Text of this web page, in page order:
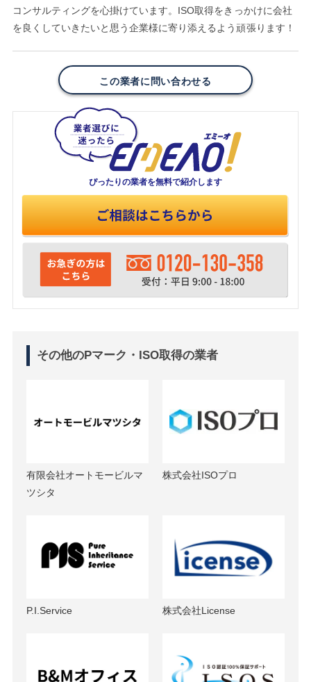
コンサルティングを心掛けています。ISO取得をきっかけに会社
を良くしていきたいと思う企業様に寄り添えるよう頑張ります！
この業者に問い合わせる
ぴったりの業者を無料で紹介します
その他のPマーク・ISO取得の業者
有限会社オートモービルマ
ツシタ
株式会社ISOプロ
P.I.Service 株式会社License